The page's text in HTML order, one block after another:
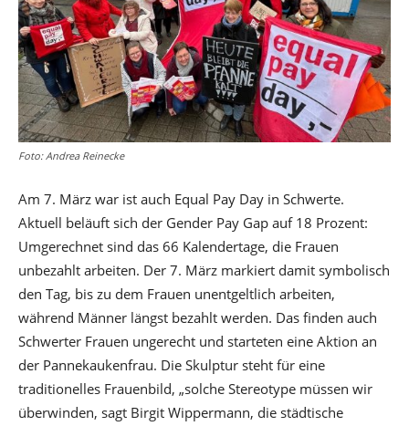
Foto: Andrea Reinecke
Am 7. März war ist auch Equal Pay Day in Schwerte.
Aktuell beläuft sich der Gender Pay Gap auf 18 Prozent:
Umgerechnet sind das 66 Kalendertage, die Frauen
unbezahlt arbeiten. Der 7. März markiert damit symbolisch
den Tag, bis zu dem Frauen unentgeltlich arbeiten,
während Männer längst bezahlt werden. Das finden auch
Schwerter Frauen ungerecht und starteten eine Aktion an
der Pannekaukenfrau. Die Skulptur steht für eine
traditionelles Frauenbild, „solche Stereotype müssen wir
überwinden, sagt Birgit Wippermann, die städtische